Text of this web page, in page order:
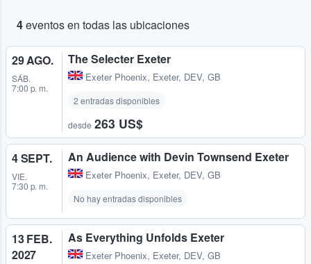
4eventos en todas las ubicaciones
29 AGO.
SÁB.
7:00 p. m.
The Selecter Exeter
Exeter Phoenix, Exeter, DEV, GB
2 entradas disponibles
desde 263 US$
4 SEPT.
VIE.
7:30 p. m.
An Audience with Devin Townsend Exeter
Exeter Phoenix, Exeter, DEV, GB
No hay entradas disponibles
13 FEB.
2027
As Everything Unfolds Exeter
Exeter Phoenix, Exeter, DEV, GB